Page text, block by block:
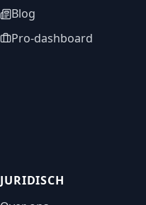
Blog
Pro-dashboard
JURIDISCH